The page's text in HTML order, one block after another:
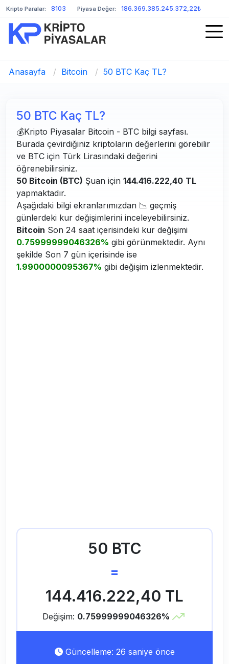
Kripto Paralar: 8103 Piyasa Değer: 186.369.385.245.372,22₺
Anasayfa / Bitcoin / 50 BTC Kaç TL?
50 BTC Kaç TL?
💰Kripto Piyasalar Bitcoin - BTC bilgi sayfası.
Burada çevirdiğiniz kriptoların değerlerini görebilir
ve BTC için Türk Lirasındaki değerini
öğrenebilirsiniz.
50 Bitcoin (BTC) Şuan için 144.416.222,40 TL
yapmaktadır.
Aşağıdaki bilgi ekranlarımızdan 📉 geçmiş
günlerdeki kur değişimlerini inceleyebilirsiniz.
Bitcoin Son 24 saat içerisindeki kur değişimi
0.75999999046326% gibi görünmektedir. Aynı
şekilde Son 7 gün içerisinde ise
1.9900000095367% gibi değişim izlenmektedir.
50 BTC
=
144.416.222,40 TL
Değişim: 0.75999999046326%
Güncelleme: 26 saniye önce